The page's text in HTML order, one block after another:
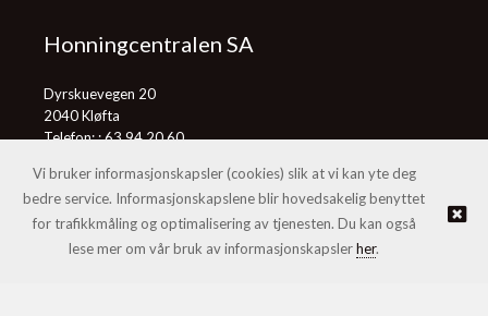
Honningcentralen SA
Dyrskuevegen 20
2040 Kløfta
Telefon: :63 94 20 60
© Honningcentralen SA |Nettbutikk levert av Kréatif
Vi bruker informasjonskapsler (cookies) slik at vi kan yte deg
bedre service. Informasjonskapslene blir hovedsakelig benyttet
for trafikkmåling og optimalisering av tjenesten. Du kan også
lese mer om vår bruk av informasjonskapslerher.